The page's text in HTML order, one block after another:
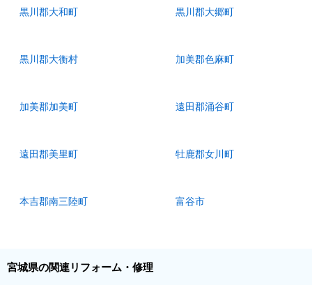
黒川郡大和町 黒川郡大郷町
黒川郡大衡村 加美郡色麻町
加美郡加美町 遠田郡涌谷町
遠田郡美里町 牡鹿郡女川町
本吉郡南三陸町 富谷市
宮城県の関連リフォーム・修理